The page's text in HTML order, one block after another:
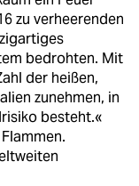
zu verheerenden
bedrohten. Mit
der heißen,
zunehmen, in
besteht.«